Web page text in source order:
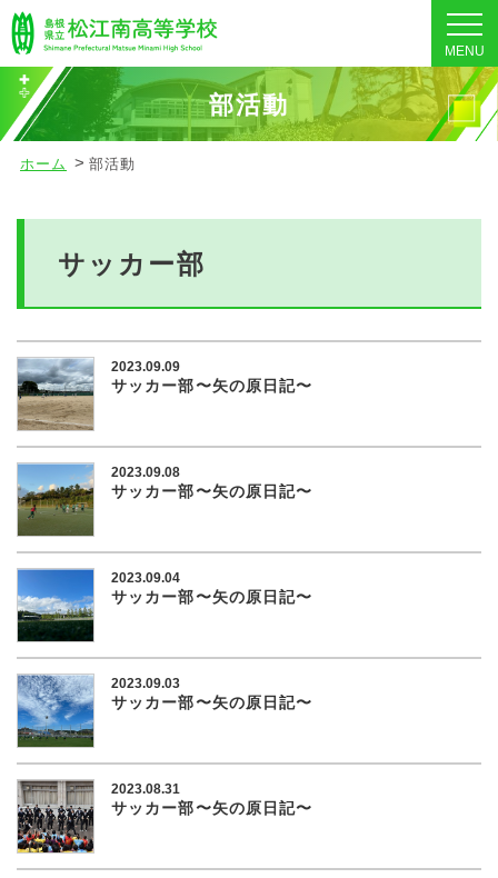
MENU
部活動
ホーム 部活動
サッカー部
2023.09.09
サッカー部〜矢の原日記〜
2023.09.08
サッカー部〜矢の原日記〜
2023.09.04
サッカー部〜矢の原日記〜
2023.09.03
サッカー部〜矢の原日記〜
2023.08.31
サッカー部〜矢の原日記〜